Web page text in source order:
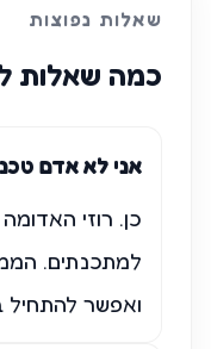
שאלות נפוצות
כמה שאלות
אני לא אדם
כן. רוזי
למתכנתים.
ואפשר